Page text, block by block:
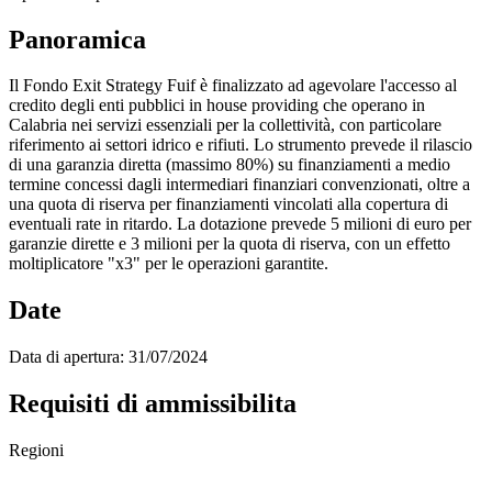
Panoramica
Il Fondo Exit Strategy Fuif è finalizzato ad agevolare l'accesso al
credito degli enti pubblici in house providing che operano in
Calabria nei servizi essenziali per la collettività, con particolare
riferimento ai settori idrico e rifiuti. Lo strumento prevede il rilascio
di una garanzia diretta (massimo 80%) su finanziamenti a medio
termine concessi dagli intermediari finanziari convenzionati, oltre a
una quota di riserva per finanziamenti vincolati alla copertura di
eventuali rate in ritardo. La dotazione prevede 5 milioni di euro per
garanzie dirette e 3 milioni per la quota di riserva, con un effetto
moltiplicatore "x3" per le operazioni garantite.
Date
Data di apertura: 31/07/2024
Requisiti di ammissibilita
Regioni